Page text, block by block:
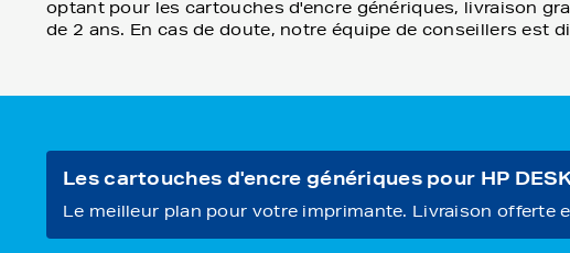
optant pour les cartouches d'encre génériques, livraison
de 2 ans. En cas de doute, notre équipe de conseillers est
Les cartouches d'encre génériques pour HP
Le meilleur plan pour votre imprimante. Livraison offerte